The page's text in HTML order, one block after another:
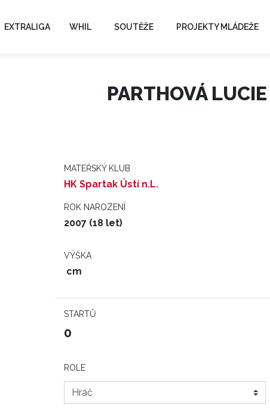
EXTRALIGA WHIL SOUTĚŽE PROJEKTY MLÁDEŽE
PARTHOVÁ LUCIE
MATEŘSKÝ KLUB
HK Spartak Ústí n.L.
ROK NAROZENÍ
2007 (18 let)
VÝŠKA
cm
STARTŮ
0
ROLE